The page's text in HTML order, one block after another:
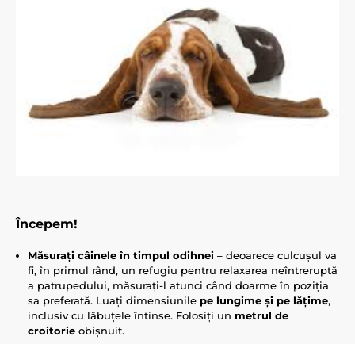
Începem!
Măsurați câinele în timpul odihnei – deoarece culcușul va
fi, în primul rând, un refugiu pentru relaxarea neîntreruptă
a patrupedului, măsurați-l atunci când doarme în poziția
sa preferată. Luați dimensiunile pe lungime și pe lățime,
inclusiv cu lăbuțele întinse. Folosiți un metrul de
croitorie obișnuit.